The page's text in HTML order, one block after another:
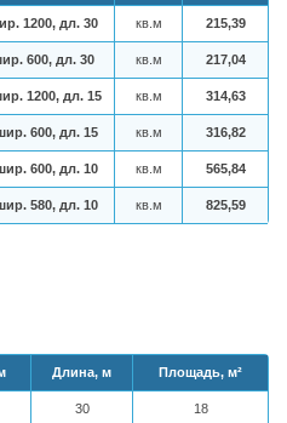
1200, дл. 30 кв.м 215,39
600, дл. 30 кв.м 217,04
1200, дл. 15 кв.м 314,63
600, дл. 15 кв.м 316,82
600, дл. 10 кв.м 565,84
580, дл. 10 кв.м 825,59
Длина, м Площадь, м²
30 18